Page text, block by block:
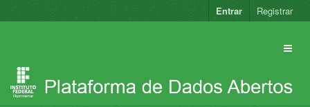
para
Entrar Registrar